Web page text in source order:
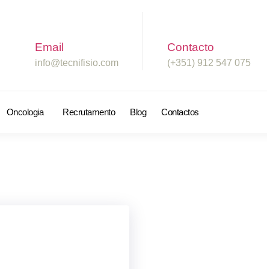
Email
info@tecnifisio.com
Contacto
(+351) 912 547 075
Oncologia Recrutamento Blog Contactos